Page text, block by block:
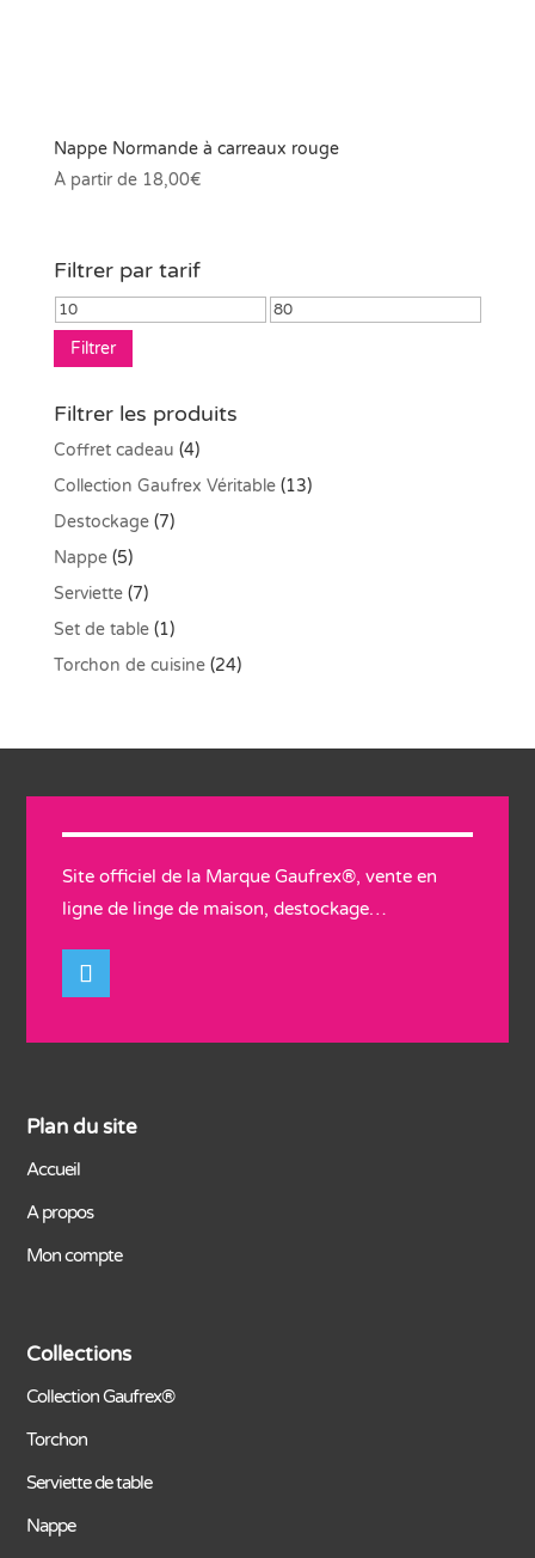
Nappe Normande à carreaux rouge
À partir de 18,00€
Filtrer par tarif
Prix
min
Prix
Filtrer
Filtrer les produits
Coffret cadeau (4)
Collection Gaufrex Véritable (13)
Destockage (7)
Nappe (5)
Serviette (7)
Set de table (1)
Torchon de cuisine (24)
Site officiel de la Marque Gaufrex®, vente en
ligne de linge de maison, destockage…
Plan du site
Accueil
A propos
Mon compte
Collections
Collection Gaufrex®
Torchon
Serviette de table
Nappe